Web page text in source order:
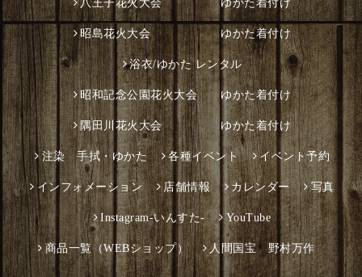
八王子花火大会 ゆかた着付け
昭島花火大会 ゆかた着付け
浴衣/ゆかた レンタル
昭和記念公園花火大会 ゆかた着付け
隅田川花火大会 ゆかた着付け
注染 手拭・ゆかた 各種イベント イベント予約
インフォメーション 店舗情報 カレンダー 写真
Instagram-いんすた- YouTube
商品一覧（WEBショップ） 人間国宝 野村万作